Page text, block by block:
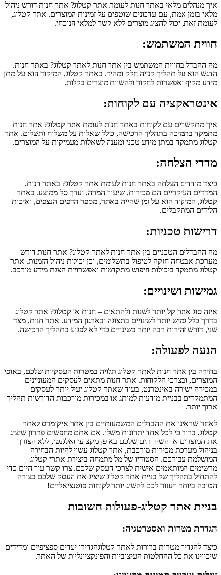
איך מנהלים מלאי באתר חנות לעומת אתר קטלוג? אתר חנות דורש ניהול
מלאי בזמן אמת, עם עדכונים שוטפים על זמינות המוצרים. אתר קטלוג,
לעומת זאת, יכול להציג מוצרים ללא קשר למלאי הנוכחי.
חווית המשתמש:
מה ההבדל בחווית המשתמש בין אתר חנות לאתר קטלוג? באתר חנות,
הדגש הוא על תהליך קנייה חלק ומהיר. באתר קטלוג, המיקוד הוא על מתן
מידע מקיף ואפשרות לחקור ולהשוות מוצרים בקלות.
אינטראקציה עם לקוחות:
איך מתקשרים עם לקוחות באתר חנות לעומת אתר קטלוג? אתר חנות
מתמקד בתמיכה בתהליך הרכישה, כולל שאלות על משלוח ותשלום. אתר
קטלוג מתמקד במתן מידע טכני ומענה לשאלות מעמיקות על המוצרים.
מדדי הצלחה:
כיצד מודדים הצלחה באתר חנות לעומת אתר קטלוג? באתר חנות,
המדדים העיקריים הם מכירות, שיעור המרה, וערך סל ממוצע. באתר
קטלוג, המיקוד הוא על זמן שהייה באתר, מספר הדפים הנצפים, ואיכות
הלידים המתקבלים.
דרישות טכניות:
מה ההבדלים הטכניים בין אתר חנות לאתר קטלוג? אתר חנות דורש
מערכת אבטחה חזקה לטיפול בתשלומים, וכן יכולות ניהול הזמנות. אתר
קטלוג מתמקד ביכולות חיפוש מתקדמות ואפשרויות הצגת מידע מורכב.
גמישות ושינויים:
איזה סוג אתר קל יותר לשנות ולהתאים – חנות או קטלוג? אתר קטלוג
בדרך כלל גמיש יותר לשינויים בתצוגה ובארגון המידע. אתר חנות, מצד
שני, דורש זהירות רבה יותר בשינויים כדי לא לפגוע בתהליך הרכישה.
הנעה לפעולה:
בחירה בין אתר חנות לאתר קטלוג תלויה במטרות העסקיות שלכם, באופי
המוצרים, ובצרכי הלקוחות. אתר חנות מתאים לעסקים המעוניינים
במכירה ישירה באינטרנט, בעוד שאתר קטלוג יעיל יותר לעסקים
המתמקדים בבניית מודעות למותג או במכירות מורכבות הדורשות תהליך
ארוך יותר.
לאחר שראינו את ההבדלים המשמעותיים בין אתר איקומרס לאתר
קטלוג, ברור כי לכל אחד יתרונות משלו. אם אתם מחפשים פתרון שיציג
את המוצרים או השירותים שלכם באופן מקצועי ואלגנטי, ללא הצורך
בניהול מערכת מכירות מורכבת, אתר קטלוג עשוי להיות הבחירה
המושלמת עבורכם. הסטודיו של מל מתמחה ביצירת אתרי קטלוג
מרשימים המותאמים אישית לצרכי העסק שלכם. צרו קשר עוד היום כדי
להתחיל בתהליך של בניית אתר קטלוג שיציג את העסק שלכם בצורה
הטובה ביותר ויעזור לכם להשיג יותר לקוחות פוטנציאליים!
בניית אתר קטלוג-פעולות חשובות
הגדרת מטרות ואסטרטגיה:
כיצד להגדיר מטרות ברורות לאתר קטלוגהגדירו יעדים ספציפיים ומדידים
שיכווינו את כל ההחלטות העיצוביות והפונקציונליות של האתר.